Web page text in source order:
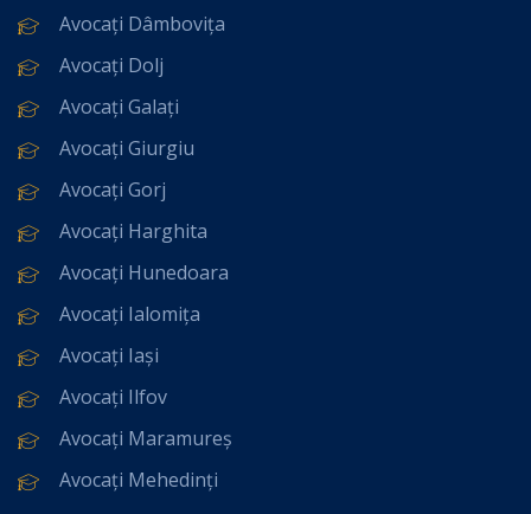
Avocați Dâmbovița
Avocați Dolj
Avocați Galați
Avocați Giurgiu
Avocați Gorj
Avocați Harghita
Avocați Hunedoara
Avocați Ialomița
Avocați Iași
Avocați Ilfov
Avocați Maramureș
Avocați Mehedinți